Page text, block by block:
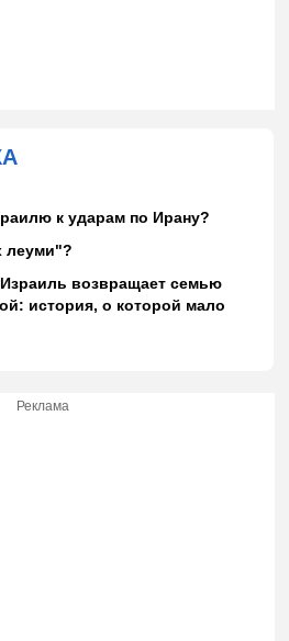
к ударам по Ирану?
леуми"?
Израиль возвращает семью
история, о которой мало
Реклама